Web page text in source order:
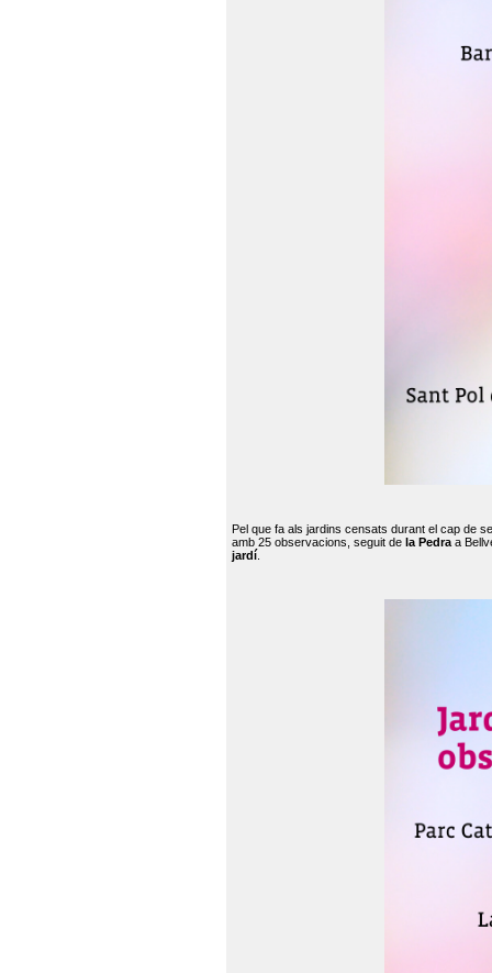
Pel que fa als jardins censats durant el cap de
amb 25 observacions, seguit de la Pedra a
jardí